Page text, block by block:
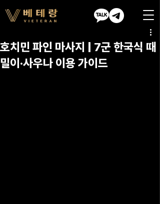
호치민 파인 마사지 | 7군 한국식 때
밀이·사우나 이용 가이드